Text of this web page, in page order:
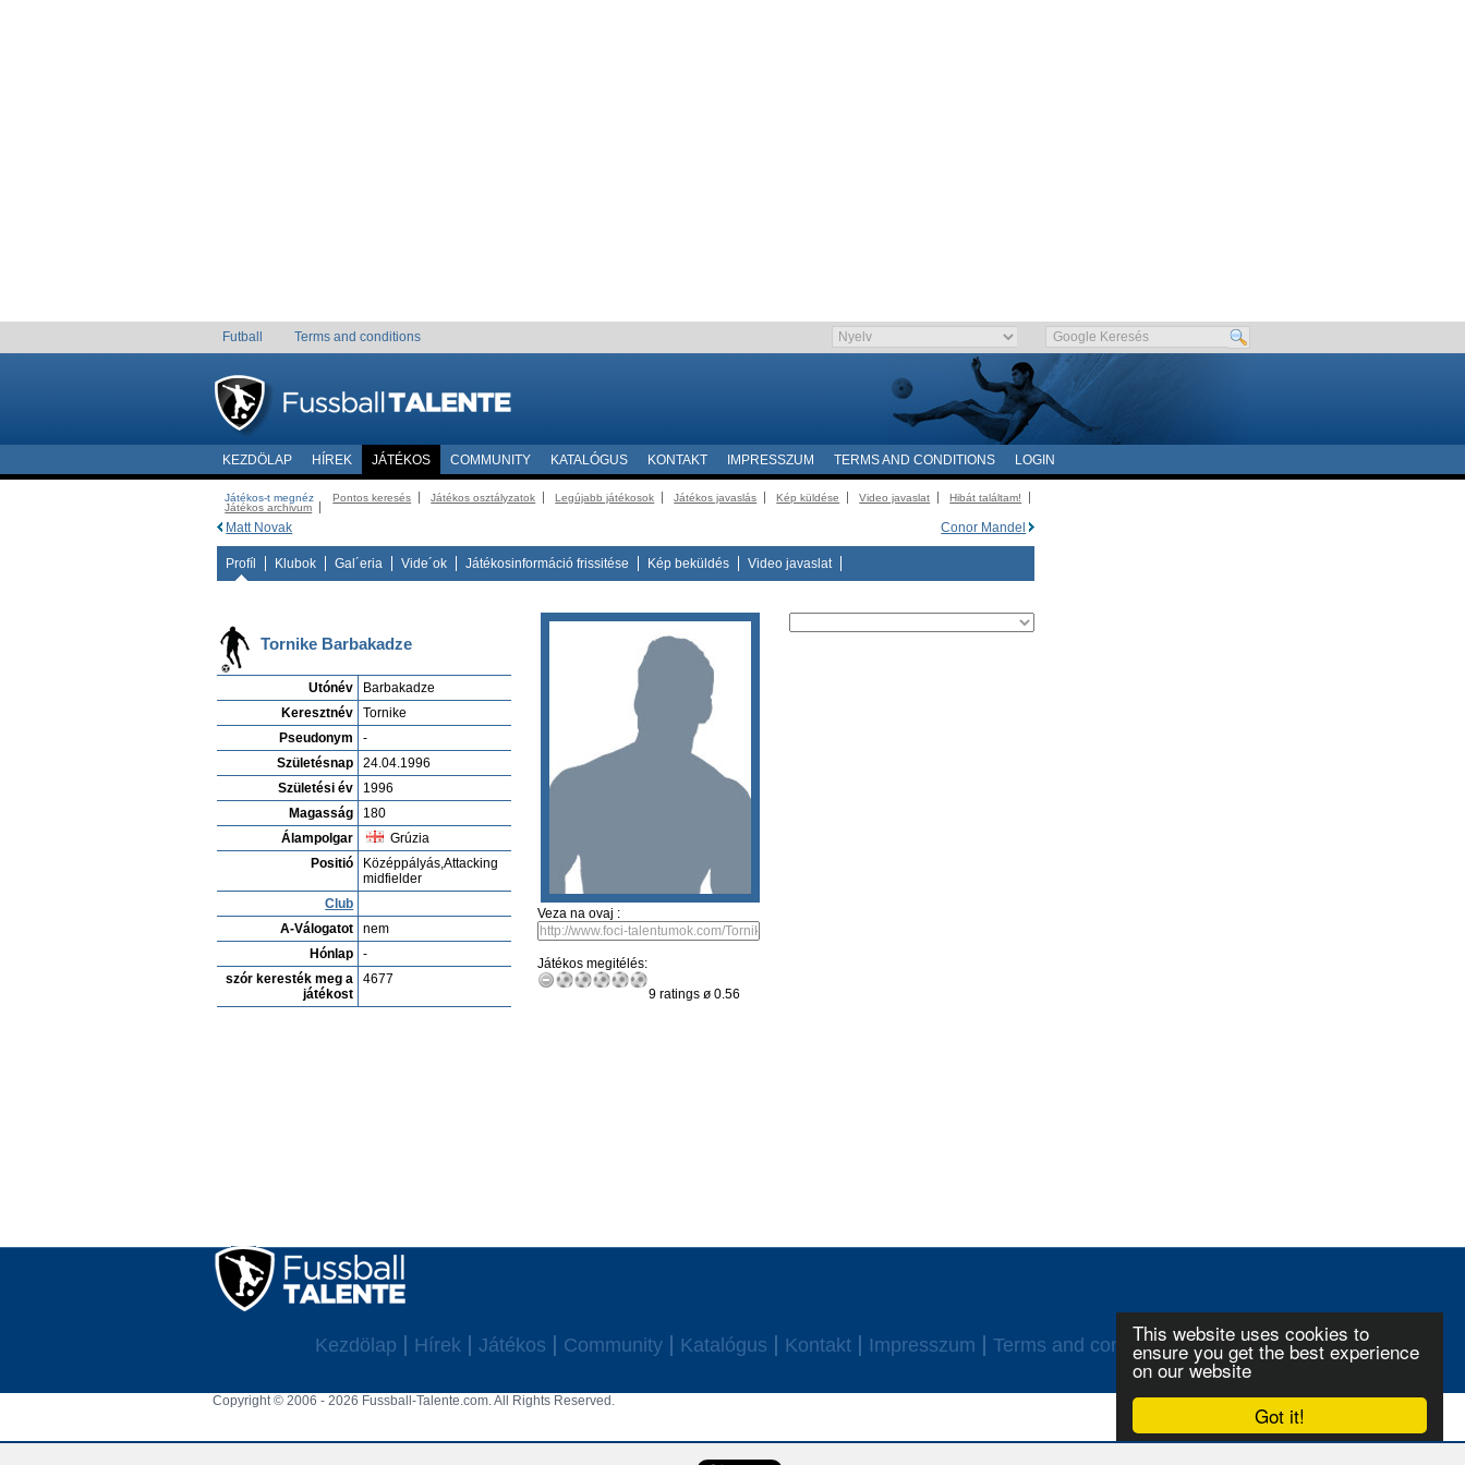
Got it!
This website uses cookies to
ensure you get the best experience
on our website
Futball Terms and conditions
KEZDÖLAP HÍREK JÁTÉKOS COMMUNITY KATALÓGUS KONTAKT IMPRESSZUM TERMS AND CONDITIONS LOGIN
Játékos-t megnéz Pontos keresés Játékos osztályzatok Legújabb játékosok Játékos javaslás Kép küldése Video javaslat
Hibát találtam!
Játékos archivum
Conor Mandel
Matt Novak
Profíl Klubok Gal´eria Vide´ok Játékosinformáció frissitése Kép beküldés Video javaslat
Tornike Barbakadze
Utónév
Barbakadze
Keresztnév
Tornike
Pseudonym
-
Születésnap
24.04.1996
Születési év
1996
Magasság
180
Álampolgar
Grúzia
Positió
Középpályás,Attacking
midfielder
Club
A-Válogatot
nem
Hónlap
-
szór keresték meg a
játékost
4677
Veza na ovaj :
Játékos megitélés:
9 ratings ø 0.56
Kezdölap Hírek Játékos Community Katalógus Kontakt Impresszum Terms and conditions Login
Copyright © 2006 - 2026 Fussball-Talente.com. All Rights Reserved.